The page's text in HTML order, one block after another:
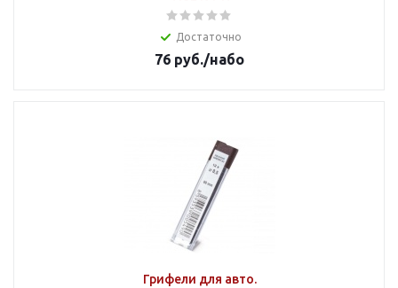
Достаточно
76 руб./набо
Грифели для авто.